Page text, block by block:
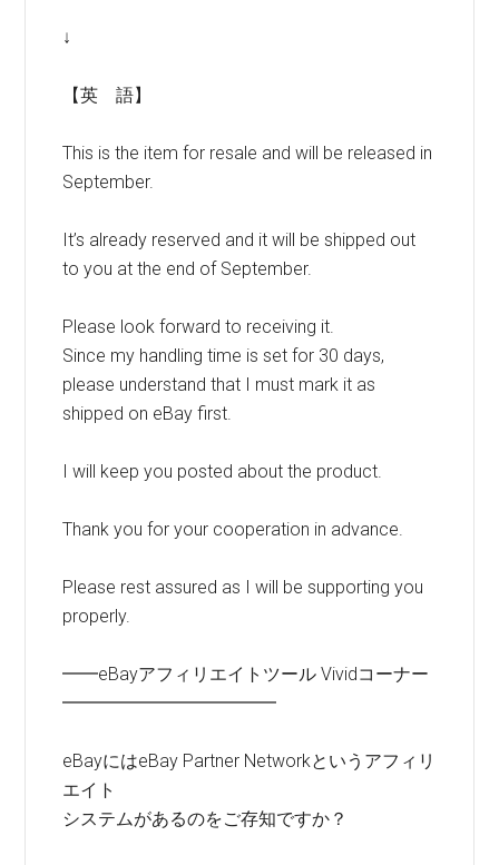
↓
【英 語】
This is the item for resale and will be released in
September.
It’s already reserved and it will be shipped out
to you at the end of September.
Please look forward to receiving it.
Since my handling time is set for 30 days,
please understand that I must mark it as
shipped on eBay first.
I will keep you posted about the product.
Thank you for your cooperation in advance.
Please rest assured as I will be supporting you
properly.
━━eBayアフィリエイトツール Vividコーナー
━━━━━━━━━━━━
eBayにはeBay Partner Networkというアフィリ
エイト
システムがあるのをご存知ですか？